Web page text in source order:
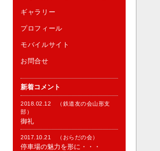
ギャラリー
プロフィール
モバイルサイト
お問合せ
新着コメント
2018.02.12 （鉄道友の会山形支
部）
御礼
2017.10.21 （おらだの会）
停車場の魅力を形に・・・